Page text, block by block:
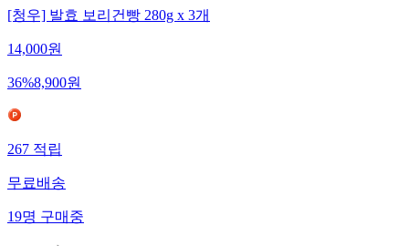
[청우] 발효 보리건빵 280g x 3개
14,000원
36%8,900원
267적립
무료배송
19명구매중